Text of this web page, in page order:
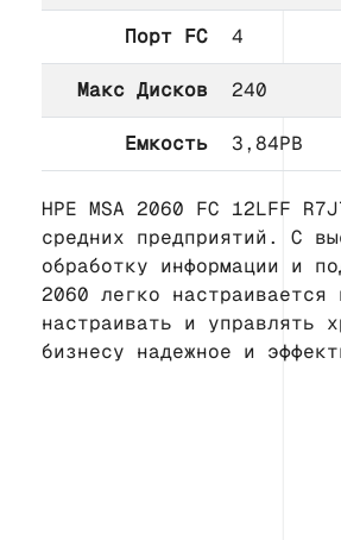
Порт FC 4
Макс Дисков 240
Емкость 3,84PB
HPE MSA 2060 FC 12LFF
средних предприятий. С
обработку информации и
2060 легко
настраивать и управлять
бизнесу надежное и